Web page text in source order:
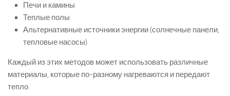
Печи и камины
Теплые полы
Альтернативные источники энергии (солнечные панели,
тепловые насосы)
Каждый из этих методов может использовать различные
материалы, которые по-разному нагреваются и передают
тепло.